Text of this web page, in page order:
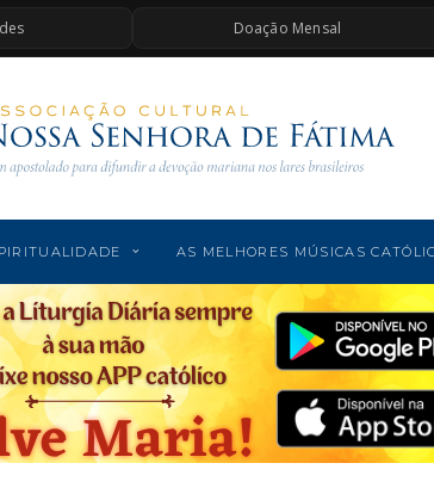
Doação Mensal
AS MELHORES MÚSICAS